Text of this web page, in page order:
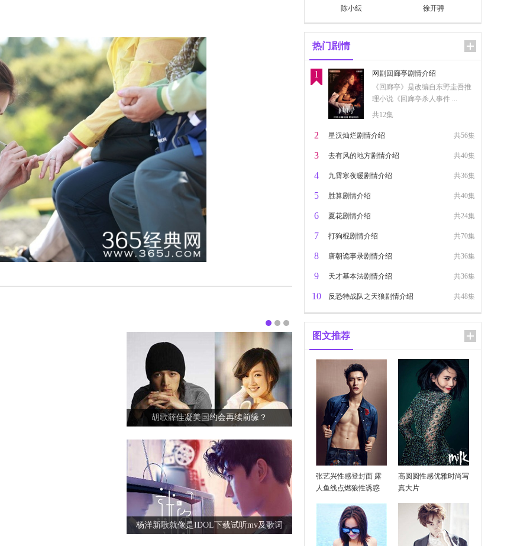
胡歌薛佳凝美国约会再续前缘？
杨洋新歌就像是IDOL下载试听mv及歌词
陈小纭 徐开骋
热门剧情
1
网剧回廊亭剧情介绍
《回廊亭》是改编自东野圭吾推
理小说《回廊亭杀人事件 ...
共12集
2 共56集
星汉灿烂剧情介绍
3 共40集
去有风的地方剧情介绍
4 共36集
九霄寒夜暖剧情介绍
5 共40集
胜算剧情介绍
6 共24集
夏花剧情介绍
7 共70集
打狗棍剧情介绍
8 共36集
唐朝诡事录剧情介绍
9 共36集
天才基本法剧情介绍
10 共48集
反恐特战队之天狼剧情介绍
图文推荐
张艺兴性感登封面 露
人鱼线点燃狼性诱惑
高圆圆性感优雅时尚写
真大片